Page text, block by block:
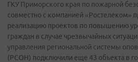
ГКУ Приморского края по пожарной
совместно с компанией «Ростелеком»
реализацию проектов по повышению
граждан в случае чрезвычайных
управления региональной системы
(РСОН) подключили еще 43 объекта в